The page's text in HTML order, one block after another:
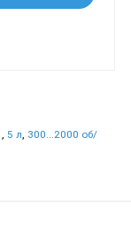
, 5 л, 300...2000 об/